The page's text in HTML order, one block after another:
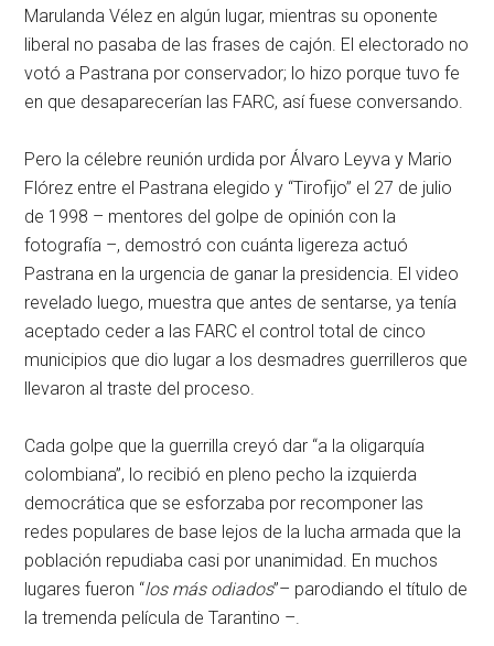
Marulanda Vélez en algún lugar, mientras su oponente
liberal no pasaba de las frases de cajón. El electorado no
votó a Pastrana por conservador; lo hizo porque tuvo fe
en que desaparecerían las FARC, así fuese conversando.
Pero la célebre reunión urdida por Álvaro Leyva y Mario
Flórez entre el Pastrana elegido y “Tirofijo” el 27 de julio
de 1998 – mentores del golpe de opinión con la
fotografía –, demostró con cuánta ligereza actuó
Pastrana en la urgencia de ganar la presidencia. El video
revelado luego, muestra que antes de sentarse, ya tenía
aceptado ceder a las FARC el control total de cinco
municipios que dio lugar a los desmadres guerrilleros que
llevaron al traste del proceso.
Cada golpe que la guerrilla creyó dar “a la oligarquía
colombiana”, lo recibió en pleno pecho la izquierda
democrática que se esforzaba por recomponer las
redes populares de base lejos de la lucha armada que la
población repudiaba casi por unanimidad. En muchos
lugares fueron “los más odiados”– parodiando el título de
la tremenda película de Tarantino –.